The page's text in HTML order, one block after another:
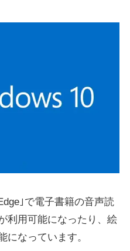
｣で電子書籍の音声読
利用可能になったり、絵
になっています。